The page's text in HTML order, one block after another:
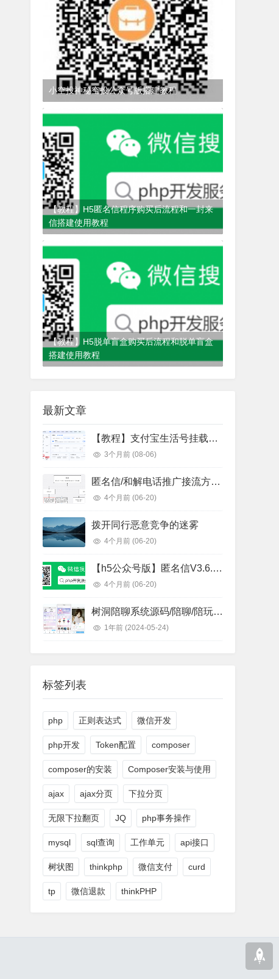
小空投神秘空投公众号版搭建教程
【教程】H5匿名信程序购买后流程和一封来
信搭建使用教程
【教程】H5脱单盲盒购买后流程和脱单盲盒
搭建使用教程
最新文章
【教程】支付宝生活号挂载网页链接教程
3个月前 (08-06)
匿名信/和解电话推广接流方案总结
4个月前 (06-20)
拨开同行恶意竞争的迷雾
4个月前 (06-20)
【h5公众号版】匿名信V3.6.2匿名电话app源码一封来信你的Ta的一封来信表白祝福道歉短信下载授权价格
4个月前 (06-20)
树洞陪聊系统源码/陪聊/陪玩/树洞/陪陪/公众号开发/源码交付/树洞系统源码
1年前 (2024-05-24)
标签列表
php 正则表达式 微信开发
php开发 Token配置 composer
composer的安装 Composer安装与使用
ajax ajax分页 下拉分页
无限下拉翻页 JQ php事务操作
mysql sql查询 工作单元 api接口
树状图 thinkphp 微信支付 curd
tp 微信退款 thinkPHP